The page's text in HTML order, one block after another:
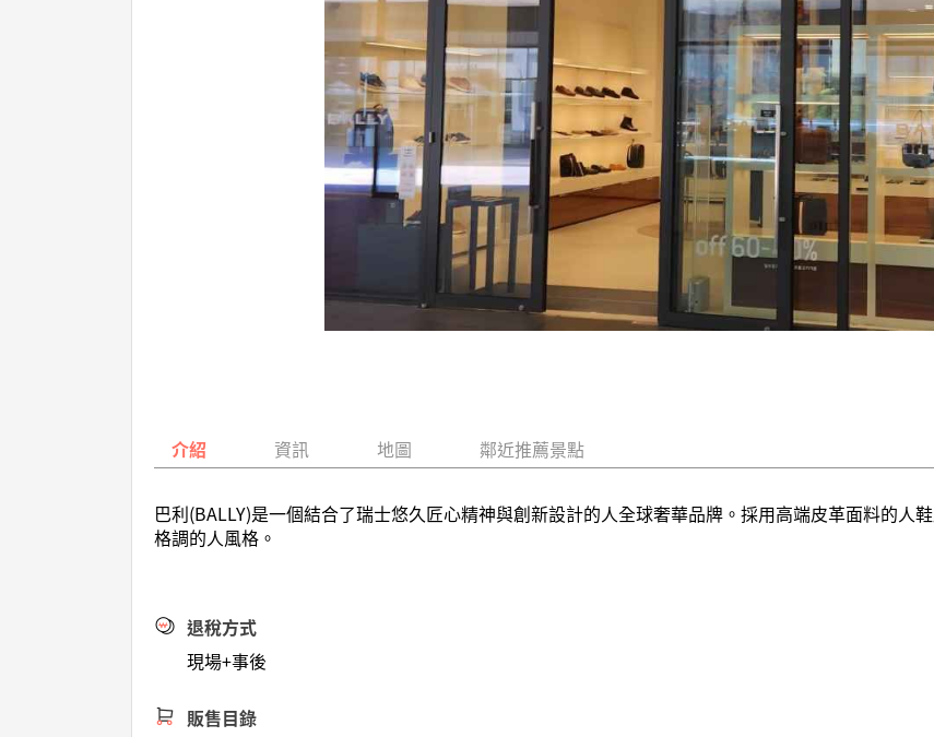
介紹 資訊 地圖 鄰近推薦景點
巴利(BALLY)是一個結合了瑞士悠久匠心精神與創新設計的人全球奢華品牌。採用高端皮革面料的人
格調的人風格。
退稅方式
現場+事後
販售目錄